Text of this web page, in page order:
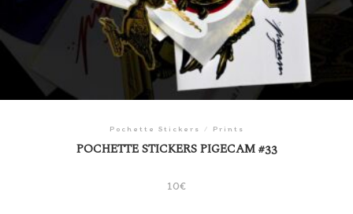
Pochette Stickers / Prints
POCHETTE STICKERS PIGECAM #33
10€